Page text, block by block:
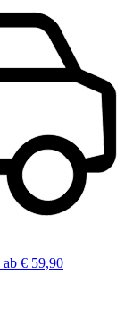
ab € 59,90